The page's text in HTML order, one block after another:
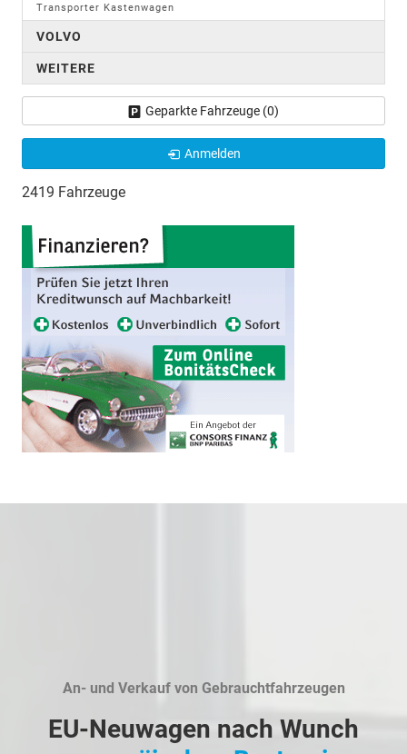
Transporter Kastenwagen
VOLVO
WEITERE
Geparkte Fahrzeuge (0)
Anmelden
2419 Fahrzeuge
An- und Verkauf von Gebrauchtfahrzeugen
EU-Neuwagen nach Wunch